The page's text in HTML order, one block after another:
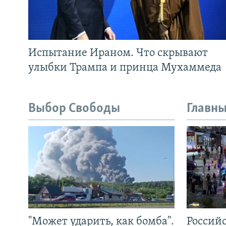
Испытание Ираном. Что скрывают
улыбки Трампа и принца Мухаммеда
Выбор Свободы
"Может ударить, как бомба".